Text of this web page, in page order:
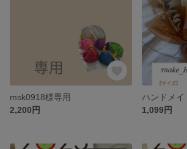
msk0918様専用
2,200円
1,099円